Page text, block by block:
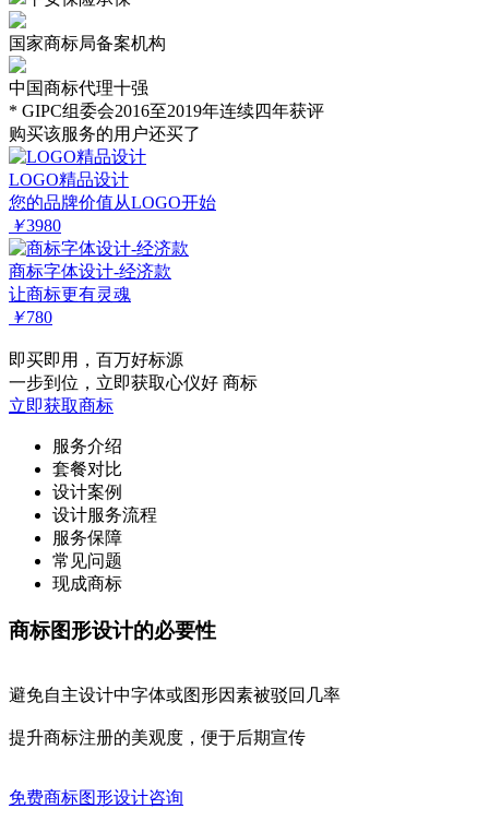
国家商标局备案机构
中国商标代理十强
* GIPC组委会2016至2019年连续四年获评
购买该服务的用户还买了
LOGO精品设计
您的品牌价值从LOGO开始
￥3980
商标字体设计-经济款
让商标更有灵魂
￥780
即买即用，百万好标源
一步到位，立即获取心仪好 商标
立即获取商标
服务介绍
套餐对比
设计案例
设计服务流程
服务保障
常见问题
现成商标
商标图形设计的必要性
避免自主设计中字体或图形因素被驳回几率
提升商标注册的美观度，便于后期宣传
免费商标图形设计咨询